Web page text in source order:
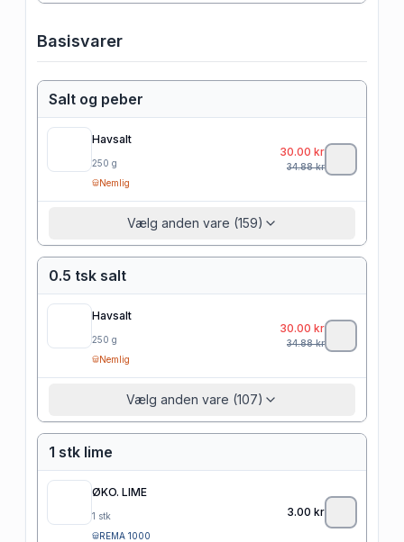
Basisvarer
Salt og peber
Havsalt
250 g
Nemlig
30.00 kr
34.88kr
Vælg anden vare (159)
0.5 tsk salt
Havsalt
250 g
Nemlig
30.00 kr
34.88kr
Vælg anden vare (107)
1 stk lime
ØKO. LIME
1 stk
REMA 1000
3.00 kr